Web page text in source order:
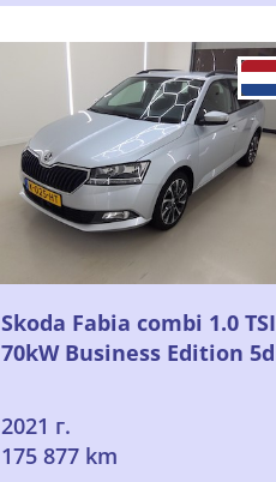
Skoda Fabia combi 1.0 TSI
70kW Business Edition 5d
2021 г.
175 877 km